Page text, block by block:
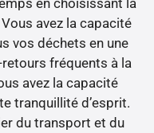
avez la capacité
vos déchets en une
fréquents à la
avez la capacité
tranquillité d’esprit.
du transport et du